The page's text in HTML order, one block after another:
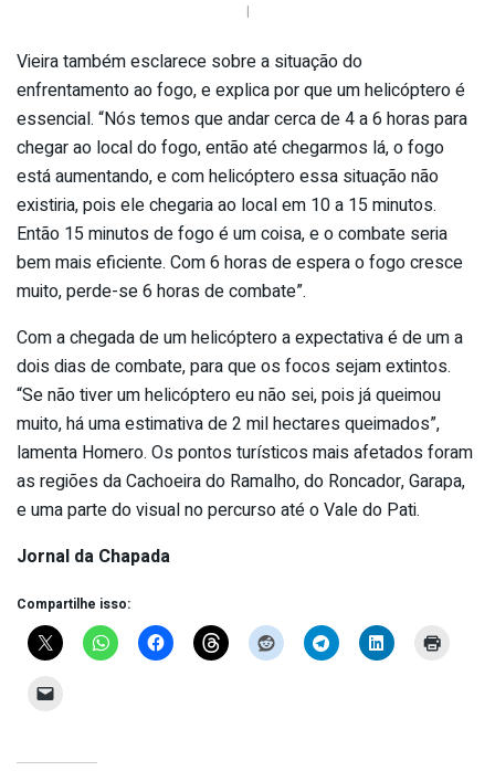
|
Vieira também esclarece sobre a situação do
enfrentamento ao fogo, e explica por que um helicóptero é
essencial. “Nós temos que andar cerca de 4 a 6 horas para
chegar ao local do fogo, então até chegarmos lá, o fogo
está aumentando, e com helicóptero essa situação não
existiria, pois ele chegaria ao local em 10 a 15 minutos.
Então 15 minutos de fogo é um coisa, e o combate seria
bem mais eficiente. Com 6 horas de espera o fogo cresce
muito, perde-se 6 horas de combate”.
Com a chegada de um helicóptero a expectativa é de um a
dois dias de combate, para que os focos sejam extintos.
“Se não tiver um helicóptero eu não sei, pois já queimou
muito, há uma estimativa de 2 mil hectares queimados”,
lamenta Homero. Os pontos turísticos mais afetados foram
as regiões da Cachoeira do Ramalho, do Roncador, Garapa,
e uma parte do visual no percurso até o Vale do Pati.
Jornal da Chapada
Compartilhe isso: